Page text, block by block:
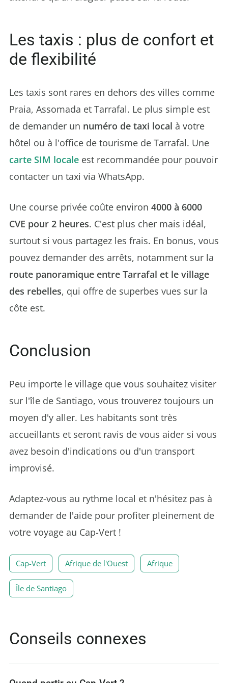
Les taxis : plus de confort et
de flexibilité
Les taxis sont rares en dehors des villes comme
Praia, Assomada et Tarrafal. Le plus simple est
de demander un numéro de taxi local à votre
hôtel ou à l'office de tourisme de Tarrafal. Une
carte SIM locale est recommandée pour pouvoir
contacter un taxi via WhatsApp.
Une course privée coûte environ 4000 à 6000
CVE pour 2 heures. C'est plus cher mais idéal,
surtout si vous partagez les frais. En bonus, vous
pouvez demander des arrêts, notamment sur la
route panoramique entre Tarrafal et le village
des rebelles, qui offre de superbes vues sur la
côte est.
Conclusion
Peu importe le village que vous souhaitez visiter
sur l'île de Santiago, vous trouverez toujours un
moyen d'y aller. Les habitants sont très
accueillants et seront ravis de vous aider si vous
avez besoin d'indications ou d'un transport
improvisé.
Adaptez-vous au rythme local et n'hésitez pas à
demander de l'aide pour profiter pleinement de
votre voyage au Cap-Vert !
Cap-Vert Afrique de l'Ouest Afrique
Île de Santiago
Conseils connexes